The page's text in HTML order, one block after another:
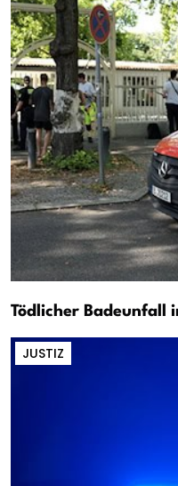
Tödlicher Badeunfall
JUSTIZ